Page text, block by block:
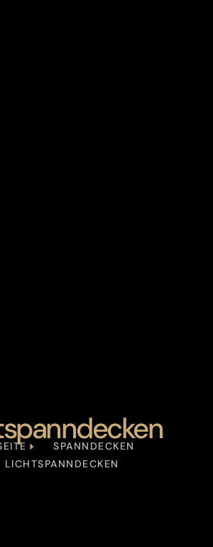
SPANNDECKEN
LICHTSPANNDECKEN